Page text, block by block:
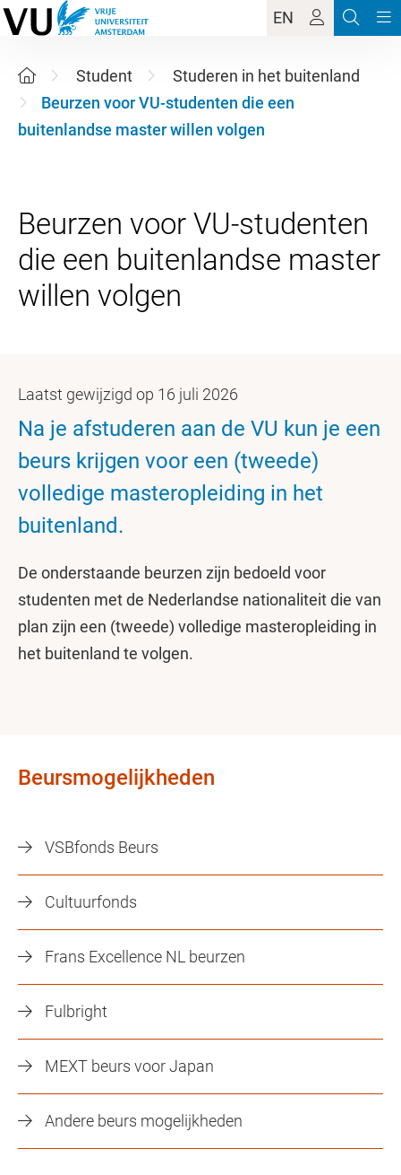
EN
Student
Studeren in het buitenland
Beurzen voor VU-studenten die een
buitenlandse master willen volgen
Beurzen voor VU-studenten
die een buitenlandse master
Laatst gewijzigd op 16 juli 2026
Na je afstuderen aan de VU kun je een
beurs krijgen voor een (tweede)
volledige masteropleiding in het
buitenland.
De onderstaande beurzen zijn bedoeld voor
studenten met de Nederlandse nationaliteit die van
plan zijn een (tweede) volledige masteropleiding in
het buitenland te volgen.
Beursmogelijkheden
VSBfonds Beurs
Cultuurfonds
Frans Excellence NL beurzen
Fulbright
MEXT beurs voor Japan
Andere beurs mogelijkheden